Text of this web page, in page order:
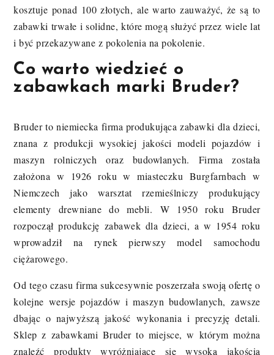
kosztuje ponad 100 złotych, ale warto zauważyć, że są to
zabawki trwałe i solidne, które mogą służyć przez wiele lat
i być przekazywane z pokolenia na pokolenie.
Co warto wiedzieć o
zabawkach marki Bruder?
Bruder to niemiecka firma produkująca zabawki dla dzieci,
znana z produkcji wysokiej jakości modeli pojazdów i
maszyn rolniczych oraz budowlanych. Firma została
założona w 1926 roku w miasteczku Burgfarnbach w
Niemczech jako warsztat rzemieślniczy produkujący
elementy drewniane do mebli. W 1950 roku Bruder
rozpoczął produkcję zabawek dla dzieci, a w 1954 roku
wprowadził na rynek pierwszy model samochodu
ciężarowego.
Od tego czasu firma sukcesywnie poszerzała swoją ofertę o
kolejne wersje pojazdów i maszyn budowlanych, zawsze
dbając o najwyższą jakość wykonania i precyzję detali.
Sklep z zabawkami Bruder to miejsce, w którym można
znaleźć produkty wyróżniające się wysoką jakością